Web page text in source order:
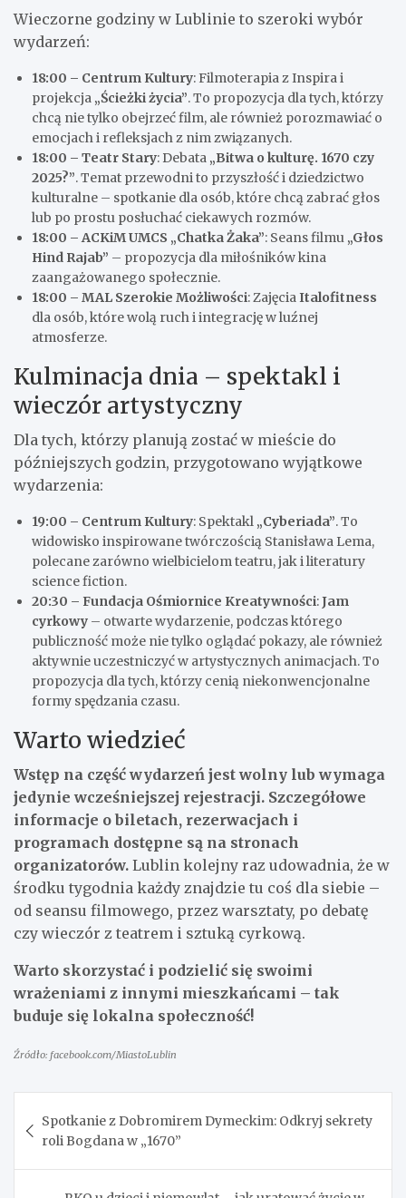
Wieczorne godziny w Lublinie to szeroki wybór
wydarzeń:
18:00 – Centrum Kultury: Filmoterapia z Inspira i
projekcja „Ścieżki życia”. To propozycja dla tych, którzy
chcą nie tylko obejrzeć film, ale również porozmawiać o
emocjach i refleksjach z nim związanych.
18:00 – Teatr Stary: Debata „Bitwa o kulturę. 1670 czy
2025?”. Temat przewodni to przyszłość i dziedzictwo
kulturalne – spotkanie dla osób, które chcą zabrać głos
lub po prostu posłuchać ciekawych rozmów.
18:00 – ACKiM UMCS „Chatka Żaka”: Seans filmu „Głos
Hind Rajab” – propozycja dla miłośników kina
zaangażowanego społecznie.
18:00 – MAL Szerokie Możliwości: ZajęciaItalofitness
dla osób, które wolą ruch i integrację w luźnej
atmosferze.
Kulminacja dnia – spektakl i
wieczór artystyczny
Dla tych, którzy planują zostać w mieście do
późniejszych godzin, przygotowano wyjątkowe
wydarzenia:
19:00 – Centrum Kultury: Spektakl „Cyberiada”. To
widowisko inspirowane twórczością Stanisława Lema,
polecane zarówno wielbicielom teatru, jak i literatury
science fiction.
20:30 – Fundacja Ośmiornice Kreatywności:Jam
cyrkowy – otwarte wydarzenie, podczas którego
publiczność może nie tylko oglądać pokazy, ale również
aktywnie uczestniczyć w artystycznych animacjach. To
propozycja dla tych, którzy cenią niekonwencjonalne
formy spędzania czasu.
Warto wiedzieć
Wstęp na część wydarzeń jest wolny lub wymaga
jedynie wcześniejszej rejestracji. Szczegółowe
informacje o biletach, rezerwacjach i
programach dostępne są na stronach
organizatorów. Lublin kolejny raz udowadnia, że w
środku tygodnia każdy znajdzie tu coś dla siebie –
od seansu filmowego, przez warsztaty, po debatę
czy wieczór z teatrem i sztuką cyrkową.
Warto skorzystać i podzielić się swoimi
wrażeniami z innymi mieszkańcami – tak
buduje się lokalna społeczność!
Źródło: facebook.com/MiastoLublin
wpisu
Spotkanie z Dobromirem Dymeckim: Odkryj sekrety
roli Bogdana w „1670”